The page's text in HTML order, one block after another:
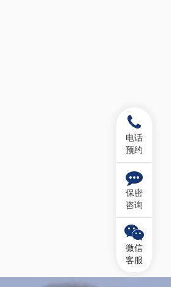
电话
预约
保密
咨询
微信
客服